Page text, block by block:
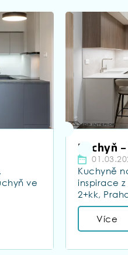
ve
Kuchyň
Kuchyně
inspirace z
2+kk,
Více